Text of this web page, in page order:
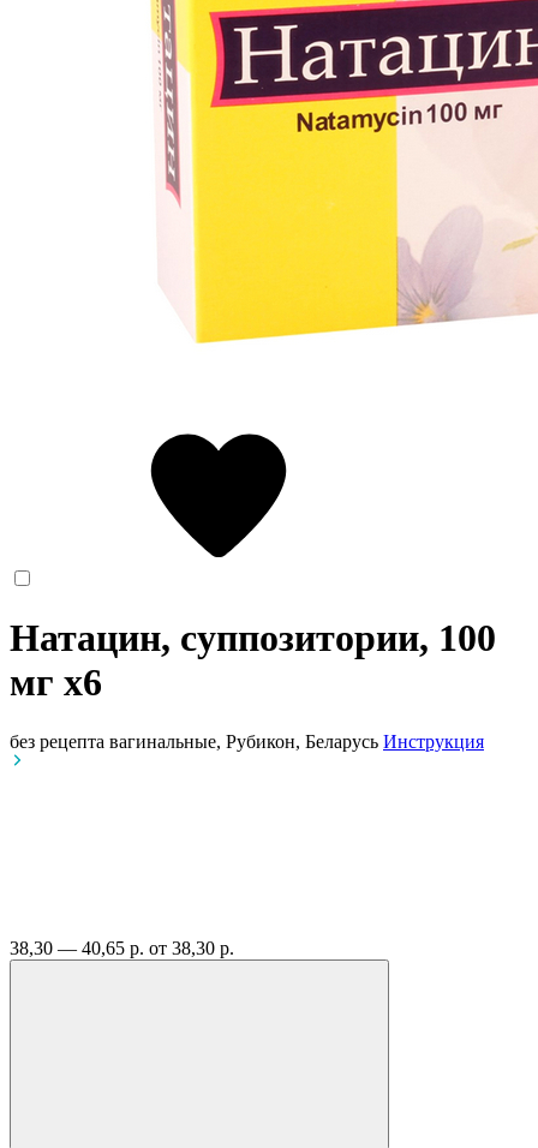
Натацин, суппозитории, 100
мг x6
без рецепта вагинальные, Рубикон, Беларусь Инструкция
38,30 — 40,65 р. от 38,30 р.